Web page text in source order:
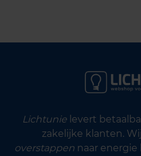
Lichtunielevert
zakelijke klanten.
overstappen naar